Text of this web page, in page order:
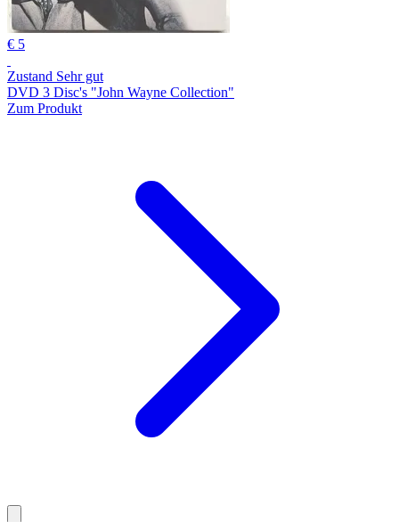
€ 5
Zustand Sehr gut
DVD 3 Disc's "John Wayne Collection"
Zum Produkt